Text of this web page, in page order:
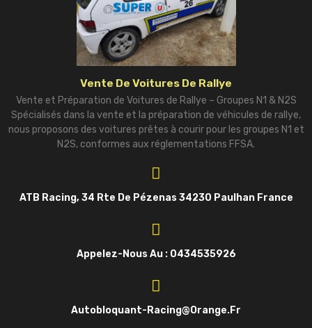
Vente De Voitures De Rallye
Vente et Préparation de Voitures de Rallye – Groupes N1 & N2S
Spécialisés dans la vente et la préparation de véhicules de rallye,
nous proposons des voitures prêtes à courir pour les groupes N1 et
N2S, conformes aux réglementations FFSA.
ATB Racing, 34 Rte De Pézenas 34230 Paulhan France
Appelez-Nous Au : 0434535926
Autobloquant-Racing@orange.fr